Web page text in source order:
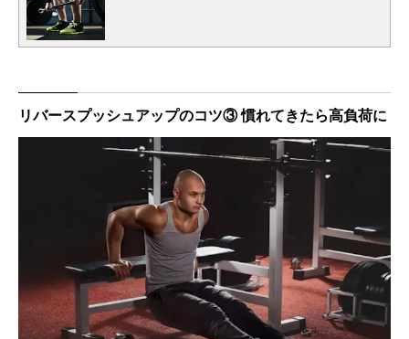
リバースプッシュアップのコツ③ 慣れてきたら高負荷に